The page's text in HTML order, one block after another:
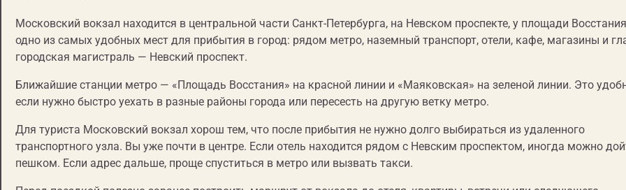
Московский вокзал находится в центральной части Санкт-Петербурга, на Невском проспекте, у площади
одно из самых удобных мест для прибытия в город: рядом метро, наземный транспорт, отели, кафе, магазины и
городская магистраль — Невский проспект.
Ближайшие станции метро — «Площадь Восстания» на красной линии и «Маяковская» на зеленой линии. Это
если нужно быстро уехать в разные районы города или пересесть на другую ветку метро.
Для туриста Московский вокзал хорош тем, что после прибытия не нужно долго выбираться из удаленного
транспортного узла. Вы уже почти в центре. Если отель находится рядом с Невским проспектом, иногда можно
пешком. Если адрес дальше, проще спуститься в метро или вызвать такси.